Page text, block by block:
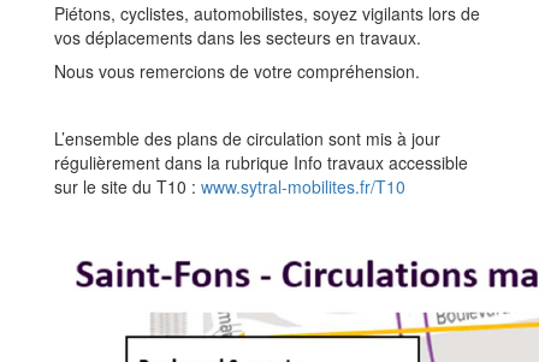
Piétons, cyclistes, automobilistes, soyez vigilants lors de
vos déplacements dans les secteurs en travaux.
Nous vous remercions de votre compréhension.
L’ensemble des plans de circulation sont mis à jour
régulièrement dans la rubrique Info travaux accessible
sur le site du T10 : www.sytral-mobilites.fr/T10